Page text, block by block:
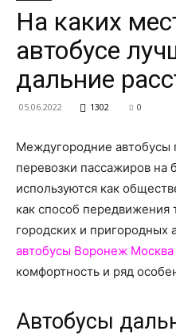
На каких
автобусе
дальние
05.06.2022 1302 0
Междугородние автобусы
перевозки пассажиров на
используются как
как способ передвижения
городских и пригородных
автобусы Воронеж Москва
комфортность и ряд
Автобусы